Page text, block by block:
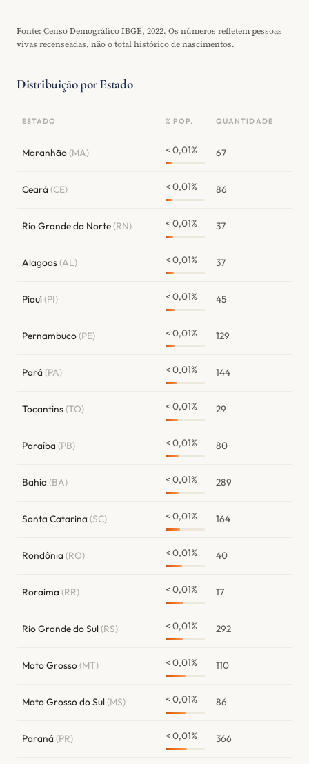
Fonte: Censo Demográfico IBGE, 2022. Os números refletem pessoas
vivas recenseadas, não o total histórico de nascimentos.
Distribuição por Estado
ESTADO % POP. QUANTIDADE
Maranhão(MA) < 0,01% 67
Ceará (CE) < 0,01% 86
Rio Grande do Norte(RN) < 0,01% 37
Alagoas(AL) < 0,01% 37
Piauí(PI) < 0,01% 45
Pernambuco(PE) < 0,01% 129
Pará (PA) < 0,01% 144
Tocantins(TO) < 0,01% 29
Paraíba (PB) < 0,01% 80
Bahia (BA) < 0,01% 289
Santa Catarina (SC) < 0,01% 164
Rondônia (RO) < 0,01% 40
Roraima (RR) < 0,01% 17
Rio Grande do Sul(RS) < 0,01% 292
Mato Grosso(MT) < 0,01% 110
Mato Grosso do Sul(MS) < 0,01% 86
Paraná (PR) < 0,01% 366